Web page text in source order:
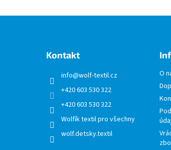
Kontakt
info@wolf-textil.cz
+420 603 530 322
+420 603 530 322
Wolfík textil pro všechny
wolf.detsky.textil
O